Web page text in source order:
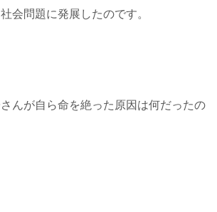
会問題に発展したのです。
んが自ら命を絶った原因は何だったの